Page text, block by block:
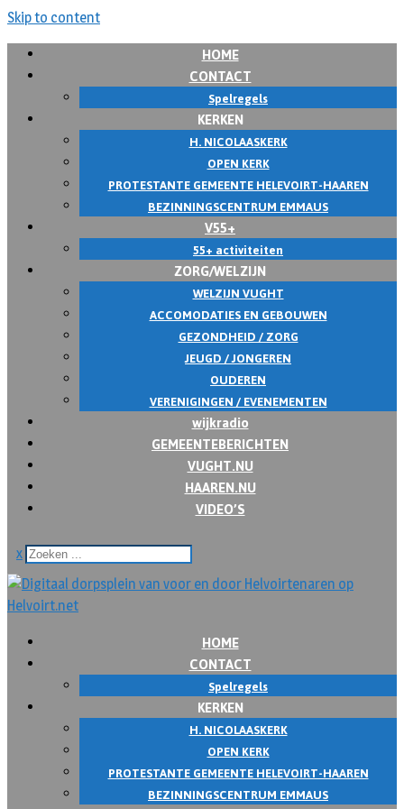
Skip to content
HOME
CONTACT
Spelregels
KERKEN
H. NICOLAASKERK
OPEN KERK
PROTESTANTE GEMEENTE HELEVOIRT-HAAREN
BEZINNINGSCENTRUM EMMAUS
V55+
55+ activiteiten
ZORG/WELZIJN
WELZIJN VUGHT
ACCOMODATIES EN GEBOUWEN
GEZONDHEID / ZORG
JEUGD / JONGEREN
OUDEREN
VERENIGINGEN / EVENEMENTEN
wijkradio
GEMEENTEBERICHTEN
VUGHT.NU
HAAREN.NU
VIDEO’S
x
HOME
CONTACT
Spelregels
KERKEN
H. NICOLAASKERK
OPEN KERK
PROTESTANTE GEMEENTE HELEVOIRT-HAAREN
BEZINNINGSCENTRUM EMMAUS